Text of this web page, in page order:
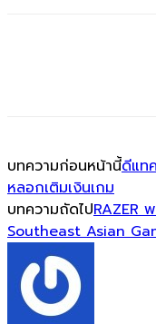
บทความก่อนหน้านี้ดีแท
หลอกเติมเงินเกม
บทความถัดไปRAZER
Southeast Asian